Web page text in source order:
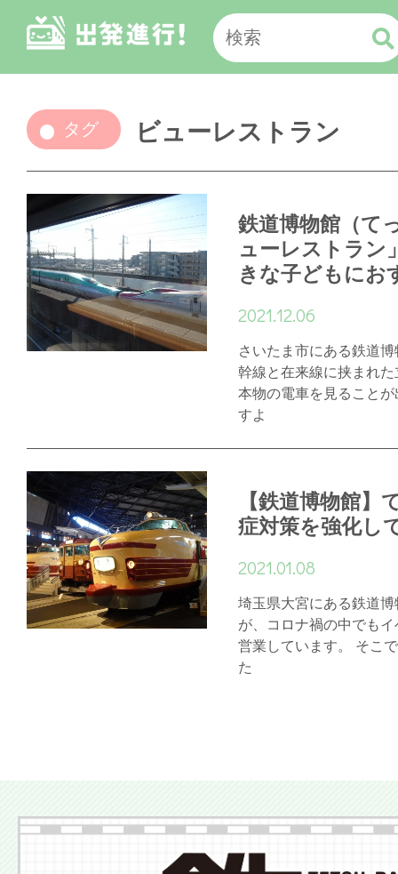
タグ ビューレストラン
鉄道博物館（て
ューレストラン
きな子どもにお
2021.12.06
さいたま市にある鉄道
幹線と在来線に挟まれ
本物の電車を見ること
すよ
【鉄道博物館】
症対策を強化し
2021.01.08
埼玉県大宮にある鉄道
が、コロナ禍の中でも
営業しています。 そこ
た